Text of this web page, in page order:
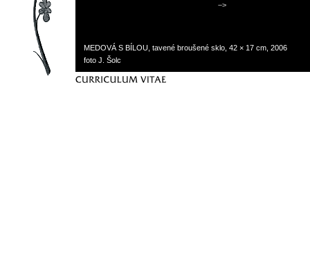
–>
MEDOVÁ S BÍLOU, tavené broušené sklo, 42 × 17 cm, 2006
foto J. Šolc
curriculum vitae